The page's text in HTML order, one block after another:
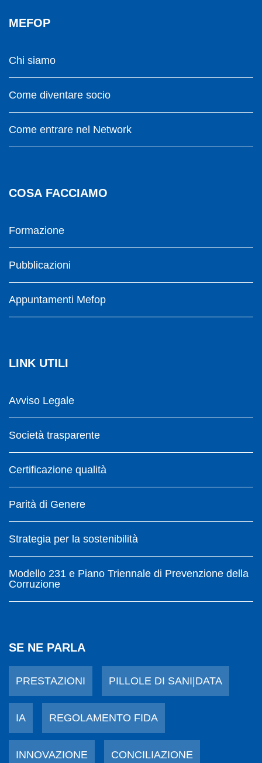
MEFOP
Chi siamo
Come diventare socio
Come entrare nel Network
COSA FACCIAMO
Formazione
Pubblicazioni
Appuntamenti Mefop
LINK UTILI
Avviso Legale
Società trasparente
Certificazione qualità
Parità di Genere
Strategia per la sostenibilità
Modello 231 e Piano Triennale di Prevenzione della
Corruzione
SE NE PARLA
PRESTAZIONI PILLOLE DI SANI|DATA
IA REGOLAMENTO FIDA
INNOVAZIONE CONCILIAZIONE